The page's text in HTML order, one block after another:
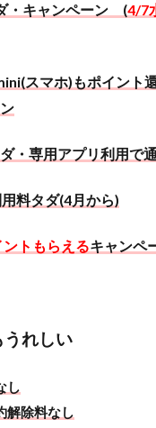
・キャンペーン (4/7
スマホ)もポイント
・専用アプリ利用で
料タダ(4月から)
トもらえるキャンペ
れしい
し
解除料なし